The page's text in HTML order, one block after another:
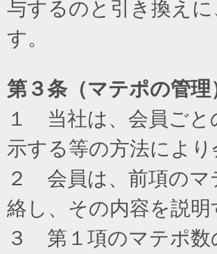
与するのと引き換え
す。
第３条（マテポの管理
１ 当社は、会員ごと
示する等の方法によ
２ 会員は、前項のマ
絡し、その内容を説
３ 第１項のマテポ数